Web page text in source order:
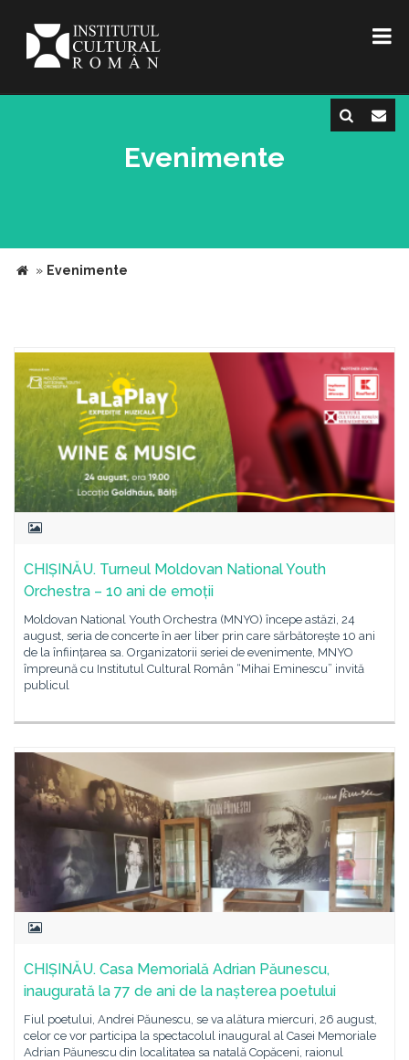
Evenimente
» Evenimente
CHIȘINĂU. Turneul Moldovan National Youth
Orchestra – 10 ani de emoții
Moldovan National Youth Orchestra (MNYO) începe astăzi, 24
august, seria de concerte în aer liber prin care sărbătorește 10 ani
de la înființarea sa. Organizatorii seriei de evenimente, MNYO
împreună cu Institutul Cultural Român “Mihai Eminescu” invită
publicul
CHIȘINĂU. Casa Memorială Adrian Păunescu,
inaugurată la 77 de ani de la nașterea poetului
Fiul poetului, Andrei Păunescu, se va alătura miercuri, 26 august,
celor ce vor participa la spectacolul inaugural al Casei Memoriale
Adrian Păunescu din localitatea sa natală Copăceni, raionul